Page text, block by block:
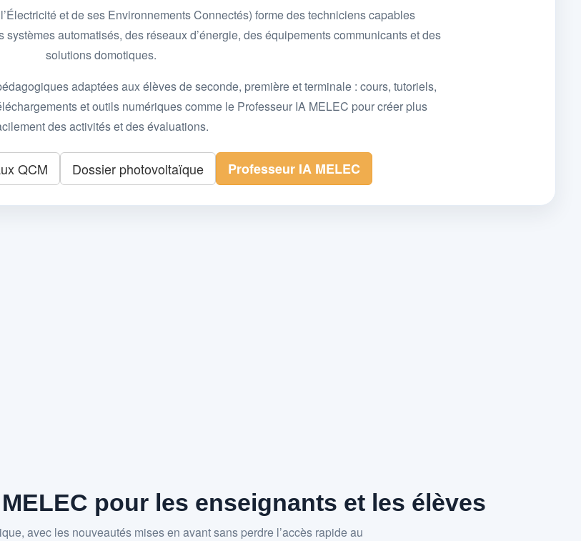
et de ses Environnements Connectés) forme des techniciens capables
automatisés, des réseaux d’énergie, des équipements communicants et des
solutions domotiques.
adaptées aux élèves de seconde, première et terminale : cours, tutoriels,
et outils numériques comme le Professeur IA MELEC pour créer plus
des activités et des évaluations.
QCM Dossier photovoltaïque Professeur IA MELEC
pour les enseignants et les élèves
avec les nouveautés mises en avant sans perdre l’accès rapide au